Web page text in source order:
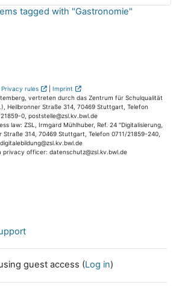
tagged with "Gastronomie"
Privacy rules | Imprint
vertreten durch das Zentrum für Schulqualität
Heilbronner Straße 314, 70469 Stuttgart, Telefon
0, poststelle@zsl.kv.bwl.de
law: ZSL, Irmgard Mühlhuber, Ref. 24 "Digitalisierung,
Straße 314, 70469 Stuttgart, Telefon 0711/21859-240,
digitalebildung@zsl.kv.bwl.de
officer: datenschutz@zsl.kv.bwl.de
guest access (Log in)